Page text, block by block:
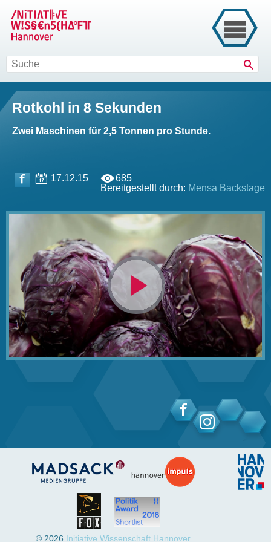
Rotkohl in 8 Sekunden
Zwei Maschinen für 2,5 Tonnen pro Stunde.
17.12.15
685
Bereitgestellt durch: Mensa Backstage
Video
abspielen
© 2026 Initiative Wissenschaft Hannover